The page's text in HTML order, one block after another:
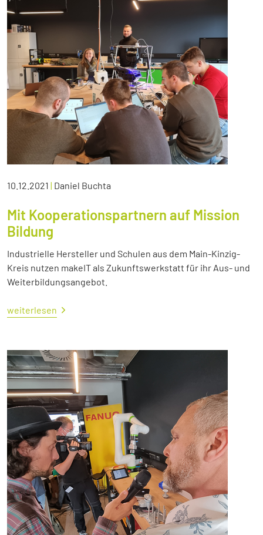
10.12.2021 | Daniel Buchta
Mit Kooperationspartnern auf Mission
Bildung
Industrielle Hersteller und Schulen aus dem Main-Kinzig-
Kreis nutzen makeIT als Zukunftswerkstatt für ihr Aus- und
Weiterbildungsangebot.
weiterlesen